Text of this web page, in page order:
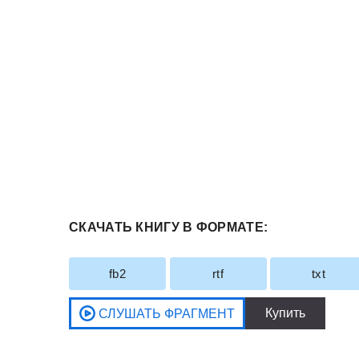
СКАЧАТЬ КНИГУ В ФОРМАТЕ:
fb2 rtf txt